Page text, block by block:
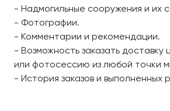
- Надмогильные сооружения и их
- Фотографии.
- Комментарии и рекомендации.
- Возможность заказать доставку
или фотосессию из любой точки
- История заказов и выполненных